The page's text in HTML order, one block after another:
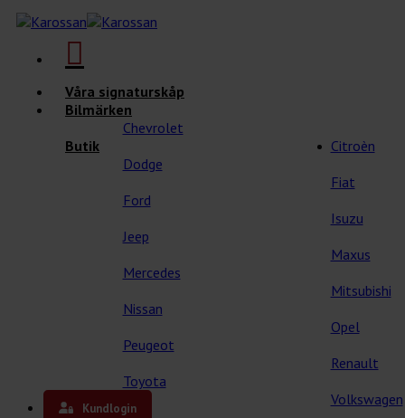
Våra signaturskåp
Bilmärken
Chevrolet
Citroèn
Dodge
Fiat
Ford
Isuzu
Jeep
Maxus
Mercedes
Mitsubishi
Nissan
Opel
Peugeot
Renault
Toyota
Volkswagen
Butik
Våra kåpor
Kundlogin